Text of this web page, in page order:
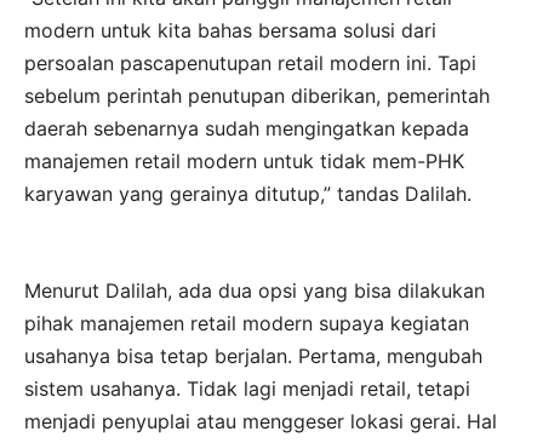
modern untuk kita bahas bersama solusi dari
persoalan pascapenutupan retail modern ini. Tapi
sebelum perintah penutupan diberikan, pemerintah
daerah sebenarnya sudah mengingatkan kepada
manajemen retail modern untuk tidak mem-PHK
karyawan yang gerainya ditutup,” tandas Dalilah.
Menurut Dalilah, ada dua opsi yang bisa dilakukan
pihak manajemen retail modern supaya kegiatan
usahanya bisa tetap berjalan. Pertama, mengubah
sistem usahanya. Tidak lagi menjadi retail, tetapi
menjadi penyuplai atau menggeser lokasi gerai. Hal